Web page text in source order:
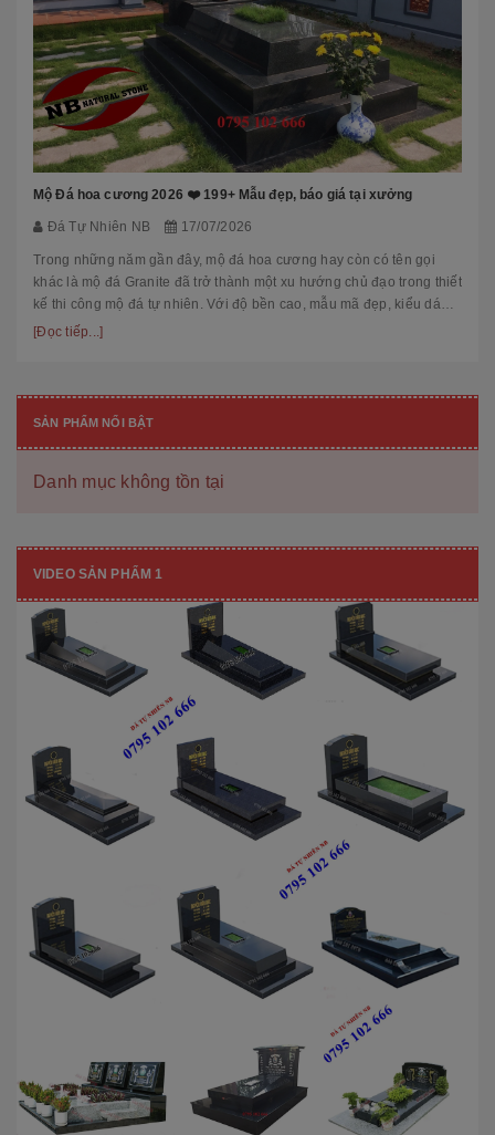
Mộ Đá hoa cương 2026 ❤️ 199+ Mẫu đẹp, báo giá tại xưởng
Đá Tự Nhiên NB 17/07/2026
Trong những năm gần đây, mộ đá hoa cương hay còn có tên gọi
khác là mộ đá Granite đã trở thành một xu hướng chủ đạo trong thiết
kế thi công mộ đá tự nhiên. Với độ bền cao, mẫu mã đẹp, kiểu dáng
hiệ...
[Đọc tiếp...]
SẢN PHẨM NỔI BẬT
Danh mục không tồn tại
VIDEO SẢN PHẨM 1